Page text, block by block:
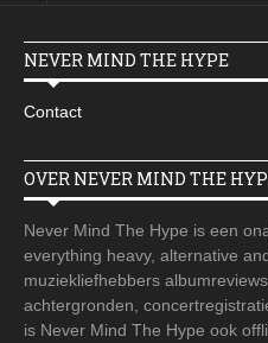
NEVER MIND THE HYPE
Contact
OVER NEVER MIND THE
Never Mind The Hype is een
everything heavy, alternative
muziekliefhebbers
achtergronden,
is Never Mind The Hype ook